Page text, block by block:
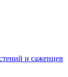
и саженцев